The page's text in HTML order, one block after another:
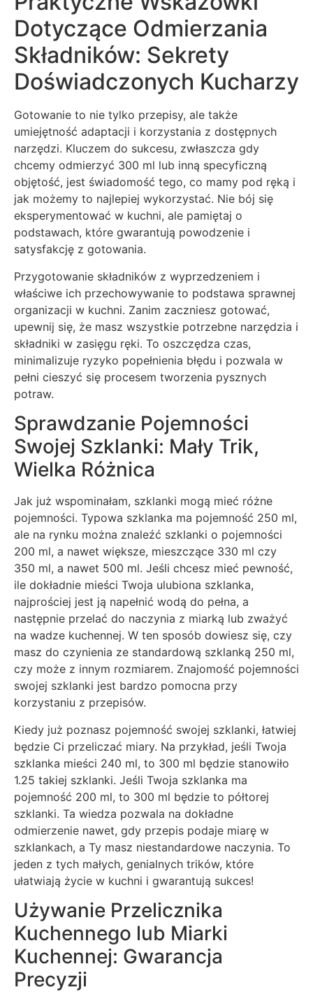
Dotyczące Odmierzania
Składników: Sekrety
Doświadczonych Kucharzy
Gotowanie to nie tylko przepisy, ale także
umiejętność adaptacji i korzystania z dostępnych
narzędzi. Kluczem do sukcesu, zwłaszcza gdy
chcemy odmierzyć 300 ml lub inną specyficzną
objętość, jest świadomość tego, co mamy pod ręką i
jak możemy to najlepiej wykorzystać. Nie bój się
eksperymentować w kuchni, ale pamiętaj o
podstawach, które gwarantują powodzenie i
satysfakcję z gotowania.
Przygotowanie składników z wyprzedzeniem i
właściwe ich przechowywanie to podstawa sprawnej
organizacji w kuchni. Zanim zaczniesz gotować,
upewnij się, że masz wszystkie potrzebne narzędzia i
składniki w zasięgu ręki. To oszczędza czas,
minimalizuje ryzyko popełnienia błędu i pozwala w
pełni cieszyć się procesem tworzenia pysznych
potraw.
Sprawdzanie Pojemności
Swojej Szklanki: Mały Trik,
Wielka Różnica
Jak już wspominałam, szklanki mogą mieć różne
pojemności. Typowa szklanka ma pojemność 250 ml,
ale na rynku można znaleźć szklanki o pojemności
200 ml, a nawet większe, mieszczące 330 ml czy
350 ml, a nawet 500 ml. Jeśli chcesz mieć pewność,
ile dokładnie mieści Twoja ulubiona szklanka,
najprościej jest ją napełnić wodą do pełna, a
następnie przelać do naczynia z miarką lub zważyć
na wadze kuchennej. W ten sposób dowiesz się, czy
masz do czynienia ze standardową szklanką 250 ml,
czy może z innym rozmiarem. Znajomość pojemności
swojej szklanki jest bardzo pomocna przy
korzystaniu z przepisów.
Kiedy już poznasz pojemność swojej szklanki, łatwiej
będzie Ci przeliczać miary. Na przykład, jeśli Twoja
szklanka mieści 240 ml, to 300 ml będzie stanowiło
1.25 takiej szklanki. Jeśli Twoja szklanka ma
pojemność 200 ml, to 300 ml będzie to półtorej
szklanki. Ta wiedza pozwala na dokładne
odmierzenie nawet, gdy przepis podaje miarę w
szklankach, a Ty masz niestandardowe naczynia. To
jeden z tych małych, genialnych trików, które
ułatwiają życie w kuchni i gwarantują sukces!
Używanie Przelicznika
Kuchennego lub Miarki
Kuchennej: Gwarancja
Precyzji